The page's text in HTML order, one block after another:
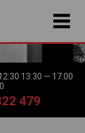
13:30 — 17:00
479